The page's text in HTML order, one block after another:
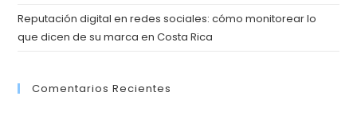
Reputación digital en redes sociales: cómo monitorear lo
que dicen de su marca en Costa Rica
Comentarios Recientes